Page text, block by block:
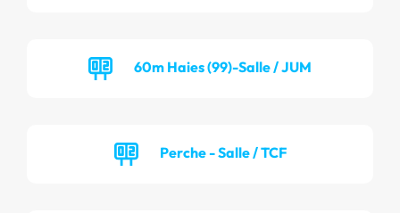
60m Haies (99)-Salle / JUM
Perche - Salle / TCF